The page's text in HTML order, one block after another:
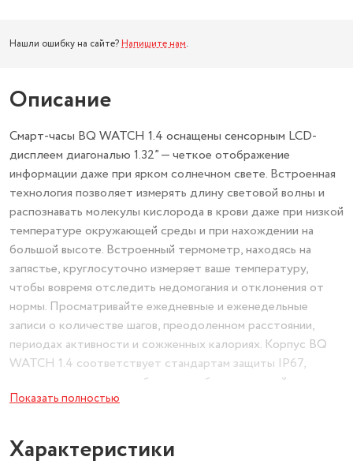
Нашли ошибку на сайте? Напишите нам.
Описание
Смарт-часы BQ WATCH 1.4 оснащены сенсорным LCD-
дисплеем диагональю 1.32” — четкое отображение
информации даже при ярком солнечном свете. Встроенная
технология позволяет измерять длину световой волны и
распознавать молекулы кислорода в крови даже при низкой
температуре окружающей среды и при нахождении на
большой высоте. Встроенный термометр, находясь на
запястье, круглосуточно измеряет ваше температуру,
чтобы вовремя отследить недомогания и отклонения от
нормы. Просматривайте ежедневные и еженедельные
записи о количестве шагов, преодоленном расстоянии,
периодах активности и сожженных калориях. Корпус BQ
WATCH 1.4 соответствует стандартам защиты IP67,
которая гарантирует работоспособность устройства даже
при прямом попадании воды. Занимайтесь спортом в
сохранность устройства.
Показать полностью
Характеристики